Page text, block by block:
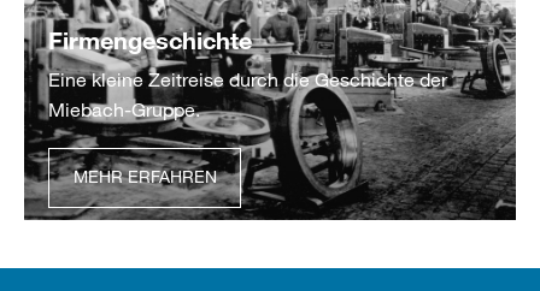
Firmengeschichte
Eine kleine Zeitreise durch die Geschichte der
Miebach-Gruppe.
MEHR ERFAHREN